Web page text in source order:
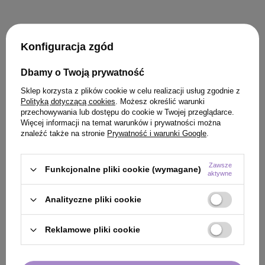
PRODUKT KUPILI TAKŻE
Konfiguracja zgód
Dbamy o Twoją prywatność
Sklep korzysta z plików cookie w celu realizacji usług zgodnie z
Polityką dotyczącą cookies. Możesz określić warunki
przechowywania lub dostępu do cookie w Twojej przeglądarce.
Więcej informacji na temat warunków i prywatności można
znaleźć także na stronie Prywatność i warunki Google.
Funkcjonalne pliki cookie (wymagane)
Zawsze
aktywne
Analityczne pliki cookie
Reklamowe pliki cookie